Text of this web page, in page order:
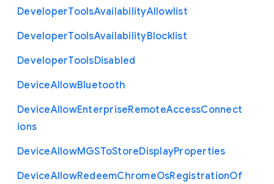
DeveloperToolsAvailabilityAllowlist
DeveloperToolsAvailabilityBlocklist
DeveloperToolsDisabled
DeviceAllowBluetooth
DeviceAllowEnterpriseRemoteAccessConnect
ions
DeviceAllowMGSToStoreDisplayProperties
DeviceAllowRedeemChromeOsRegistrationOf